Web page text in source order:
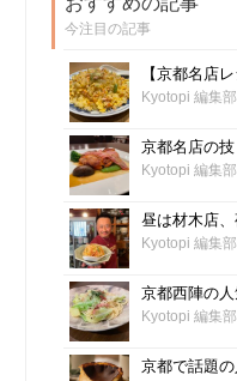
今注目の記事
Kyotopi 編集部
Kyotopi 編集部
Kyotopi 編集部
Kyotopi 編集部